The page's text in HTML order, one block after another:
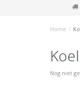
Home /
Nog niet